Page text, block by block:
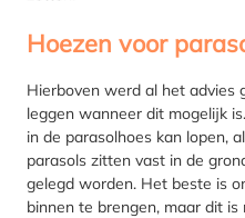
Hoezen voor
Hierboven werd al het advies
leggen wanneer dit mogelijk
in de parasolhoes kan lopen,
parasols zitten vast in de
gelegd worden. Het beste is
binnen te brengen, maar dit